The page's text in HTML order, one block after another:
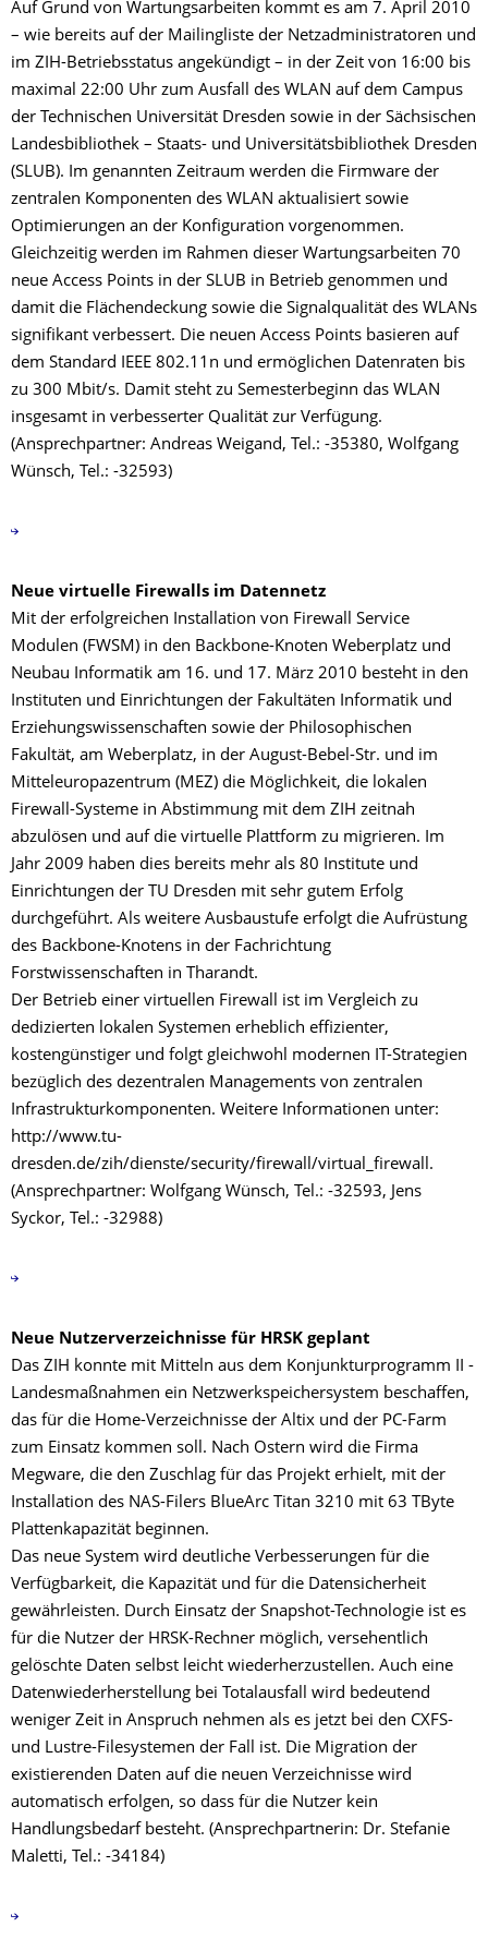
Auf Grund von Wartungsarbeiten kommt es am 7. April 2010
– wie bereits auf der Mailingliste der Netzadministratoren und
im ZIH-Betriebsstatus angekündigt – in der Zeit von 16:00 bis
maximal 22:00 Uhr zum Ausfall des WLAN auf dem Campus
der Technischen Universität Dresden sowie in der Sächsischen
Landesbibliothek – Staats- und Universitätsbibliothek Dresden
(SLUB). Im genannten Zeitraum werden die Firmware der
zentralen Komponenten des WLAN aktualisiert sowie
Optimierungen an der Konfiguration vorgenommen.
Gleichzeitig werden im Rahmen dieser Wartungsarbeiten 70
neue Access Points in der SLUB in Betrieb genommen und
damit die Flächendeckung sowie die Signalqualität des WLANs
signifikant verbessert. Die neuen Access Points basieren auf
dem Standard IEEE 802.11n und ermöglichen Datenraten bis
zu 300 Mbit/s. Damit steht zu Semesterbeginn das WLAN
insgesamt in verbesserter Qualität zur Verfügung.
(Ansprechpartner: Andreas Weigand, Tel.: -35380, Wolfgang
Wünsch, Tel.: -32593)
Neue virtuelle Firewalls im Datennetz
Mit der erfolgreichen Installation von Firewall Service
Modulen (FWSM) in den Backbone-Knoten Weberplatz und
Neubau Informatik am 16. und 17. März 2010 besteht in den
Instituten und Einrichtungen der Fakultäten Informatik und
Erziehungswissenschaften sowie der Philosophischen
Fakultät, am Weberplatz, in der August-Bebel-Str. und im
Mitteleuropazentrum (MEZ) die Möglichkeit, die lokalen
Firewall-Systeme in Abstimmung mit dem ZIH zeitnah
abzulösen und auf die virtuelle Plattform zu migrieren. Im
Jahr 2009 haben dies bereits mehr als 80 Institute und
Einrichtungen der TU Dresden mit sehr gutem Erfolg
durchgeführt. Als weitere Ausbaustufe erfolgt die Aufrüstung
des Backbone-Knotens in der Fachrichtung
Forstwissenschaften in Tharandt.
Der Betrieb einer virtuellen Firewall ist im Vergleich zu
dedizierten lokalen Systemen erheblich effizienter,
kostengünstiger und folgt gleichwohl modernen IT-Strategien
bezüglich des dezentralen Managements von zentralen
Infrastrukturkomponenten. Weitere Informationen unter:
http://www.tu-
dresden.de/zih/dienste/security/firewall/virtual_firewall.
(Ansprechpartner: Wolfgang Wünsch, Tel.: -32593, Jens
Syckor, Tel.: -32988)
Neue Nutzerverzeichnisse für HRSK geplant
Das ZIH konnte mit Mitteln aus dem Konjunkturprogramm II -
Landesmaßnahmen ein Netzwerkspeichersystem beschaffen,
das für die Home-Verzeichnisse der Altix und der PC-Farm
zum Einsatz kommen soll. Nach Ostern wird die Firma
Megware, die den Zuschlag für das Projekt erhielt, mit der
Installation des NAS-Filers BlueArc Titan 3210 mit 63 TByte
Plattenkapazität beginnen.
Das neue System wird deutliche Verbesserungen für die
Verfügbarkeit, die Kapazität und für die Datensicherheit
gewährleisten. Durch Einsatz der Snapshot-Technologie ist es
für die Nutzer der HRSK-Rechner möglich, versehentlich
gelöschte Daten selbst leicht wiederherzustellen. Auch eine
Datenwiederherstellung bei Totalausfall wird bedeutend
weniger Zeit in Anspruch nehmen als es jetzt bei den CXFS-
und Lustre-Filesystemen der Fall ist. Die Migration der
existierenden Daten auf die neuen Verzeichnisse wird
automatisch erfolgen, so dass für die Nutzer kein
Handlungsbedarf besteht. (Ansprechpartnerin: Dr. Stefanie
Maletti, Tel.: -34184)